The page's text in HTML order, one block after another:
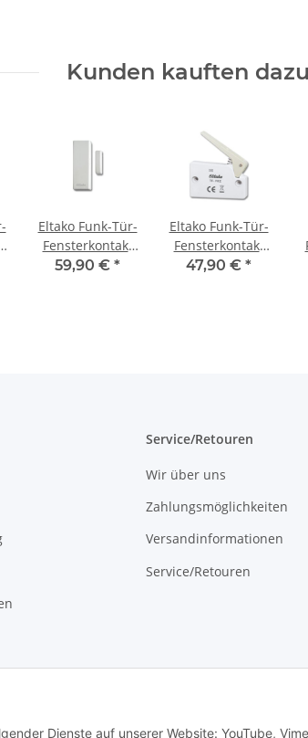
Dienste auf unserer Website: YouTube,
Kunden kauften
Eltako Funk-Tür-
Fensterkontakt
FFKB mit
59,90 € *
Eltako Funk-Tür-
Fensterkontakt
batterielos
47,90 € *
Service/Retouren
Wir über uns
Zahlungsmöglichkeiten
Versandinformationen
Service/Retouren